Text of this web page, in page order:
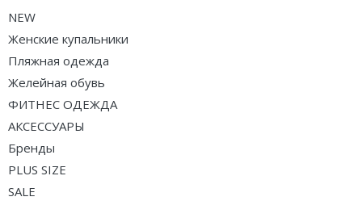
NEW
Женские купальники
Пляжная одежда
Желейная обувь
ФИТНЕС ОДЕЖДА
АКСЕССУАРЫ
Бренды
PLUS SIZE
SALE